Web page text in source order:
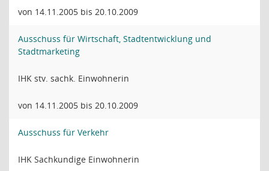
von 14.11.2005 bis 20.10.2009
Ausschuss für Wirtschaft, Stadtentwicklung und
Stadtmarketing
IHK stv. sachk. Einwohnerin
von 14.11.2005 bis 20.10.2009
Ausschuss für Verkehr
IHK Sachkundige Einwohnerin